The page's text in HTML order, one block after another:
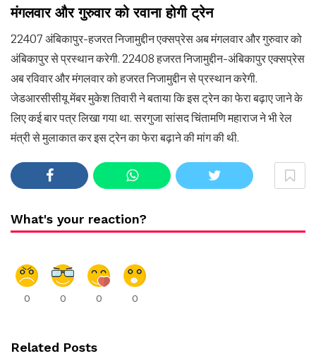
मंगलवार और गुरुवार को रवाना होगी ट्रेन
22407 अंबिकापुर-हजरत निजामुद्दीन एक्सप्रेस अब मंगलवार और गुरुवार को
अंबिकापुर से प्रस्थान करेगी. 22408 हजरत निजामुद्दीन-अंबिकापुर एक्सप्रेस
अब रविवार और मंगलवार को हजरत निजामुद्दीन से प्रस्थान करेगी.
जेडआरसीसीयू मेंबर मुकेश तिवारी ने बताया कि इस ट्रेन का फेरा बढ़ाए जाने के
लिए कई बार पत्र लिखा गया था. सरगुजा सांसद चिंतामणि महाराज ने भी रेल
मंत्री से मुलाकात कर इस ट्रेन का फेरा बढ़ाने की मांग की थी.
What's your reaction?
0 0 0 0
Related Posts